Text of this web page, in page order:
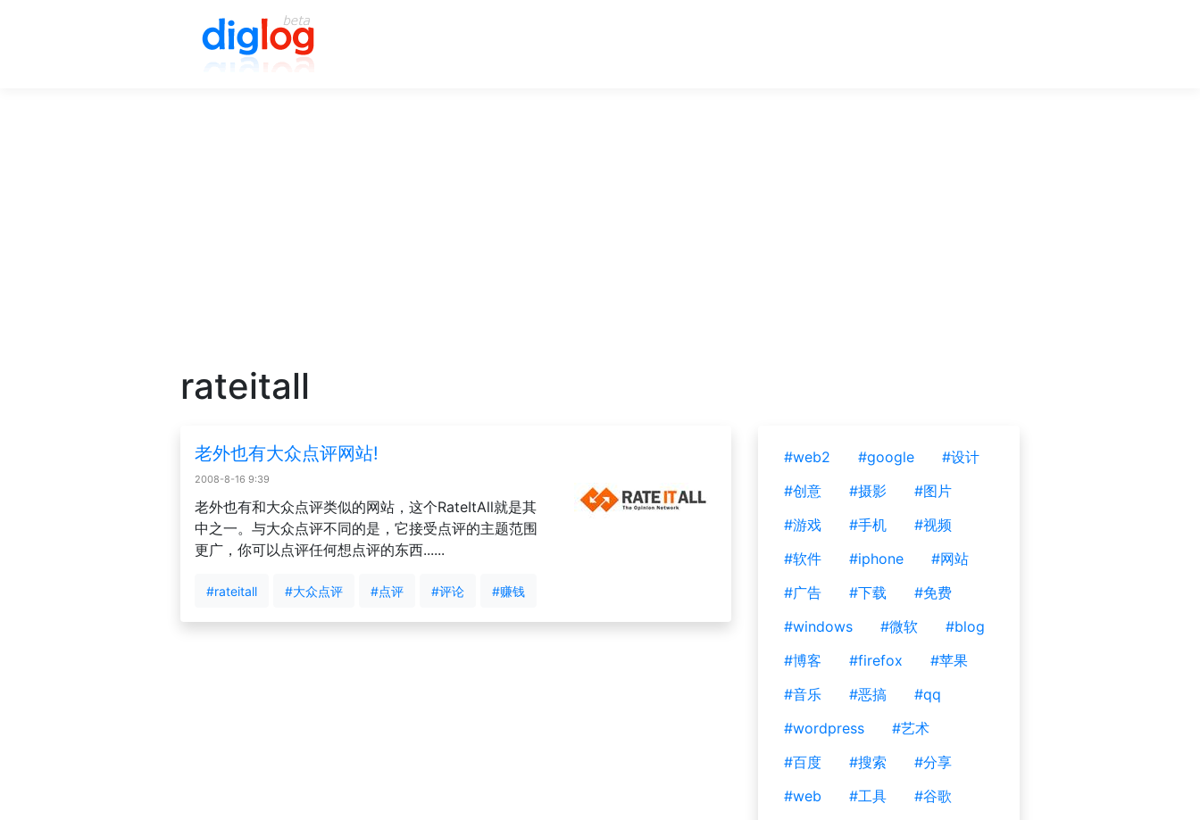
rateitall
老外也有大众点评网站!
2008-8-16 9:39
老外也有和大众点评类似的网站，这个RateItAll就是其
中之一。与大众点评不同的是，它接受点评的主题范围
更广，你可以点评任何想点评的东西......
#rateitall #大众点评 #点评 #评论 #赚钱
#web2 #google
#设计
#创意
#摄影
#图片
#游戏
#手机
#视频
#软件
#iphone
#网站
#广告
#下载
#免费
#windows
#微软
#blog
#博客
#firefox
#苹果
#音乐
#恶搞
#qq
#wordpress
#艺术
#百度
#搜索
#分享
#web
#工具
#谷歌